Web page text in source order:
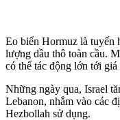
Eo biển Hormuz là tuyến
lượng dầu thô toàn cầu.
có thể tác động lớn tới
Những ngày qua, Israel
Lebanon, nhắm vào các
Hezbollah sử dụng.